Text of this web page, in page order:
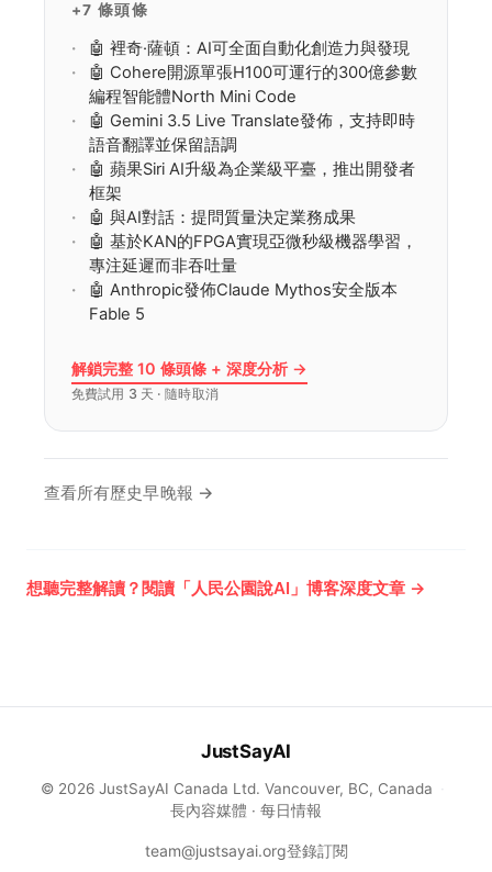
+7 條頭條
🤖 裡奇·薩頓：AI可全面自動化創造力與發現
🤖 Cohere開源單張H100可運行的300億參數
編程智能體North Mini Code
🤖 Gemini 3.5 Live Translate發佈，支持即時
語音翻譯並保留語調
🤖 蘋果Siri AI升級為企業級平臺，推出開發者
框架
🤖 與AI對話：提問質量決定業務成果
🤖 基於KAN的FPGA實現亞微秒級機器學習，
專注延遲而非吞吐量
🤖 Anthropic發佈Claude Mythos安全版本
Fable 5
解鎖完整 10 條頭條 + 深度分析 →
免費試用 3 天 · 隨時取消
查看所有歷史早晚報 →
想聽完整解讀？閱讀「人民公園說AI」博客深度文章 →
JustSayAI
© 2026 JustSayAI Canada Ltd. Vancouver, BC, Canada
長內容媒體 · 每日情報
team@justsayai.org登錄訂閱